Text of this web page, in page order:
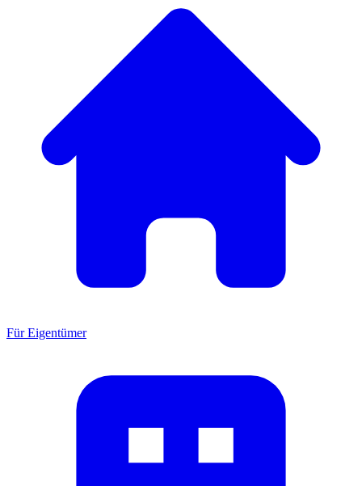
Für Eigentümer